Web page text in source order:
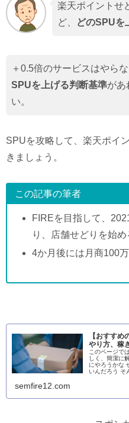
楽天ポイントせ
ど、 どのSPUを
＋0.5倍のサービスはやら
SPUを上げる判断基準があ
い。
SPUを攻略して、楽天ポイ
きましょう。
この記事の筆者
FIREを目指して、
り、店舗せどりを始め
4か月後には月商100
【おすす
やり方、稼
このページで
しく、簡潔に
にやろうかな
いんだろう そ
semfire12.com